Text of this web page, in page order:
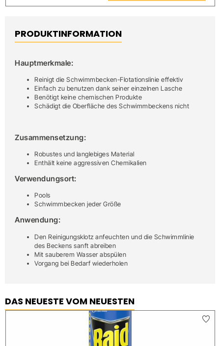
PRODUKTINFORMATION
Hauptmerkmale:
Reinigt die Schwimmbecken-Flotationslinie effektiv
Einfach zu benutzen dank seiner einzelnen Lasche
Benötigt keine chemischen Produkte
Schädigt die Oberfläche des Schwimmbeckens nicht
Zusammensetzung:
Robustes und langlebiges Material
Enthält keine aggressiven Chemikalien
Verwendungsort:
Pools
Schwimmbecken jeder Größe
Anwendung:
Den Reinigungsklotz anfeuchten und die Schwimmlinie
des Beckens sanft abreiben
Mit sauberem Wasser abspülen
Vorgang bei Bedarf wiederholen
DAS NEUESTE VOM NEUESTEN